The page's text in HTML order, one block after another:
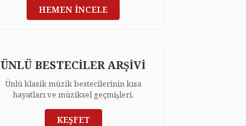
HEMEN İNCELE
ÜNLÜ BESTECİLER ARŞİVİ
Ünlü klasik müzik bestecilerinin kısa
hayatları ve müziksel geçmişleri.
KEŞFET